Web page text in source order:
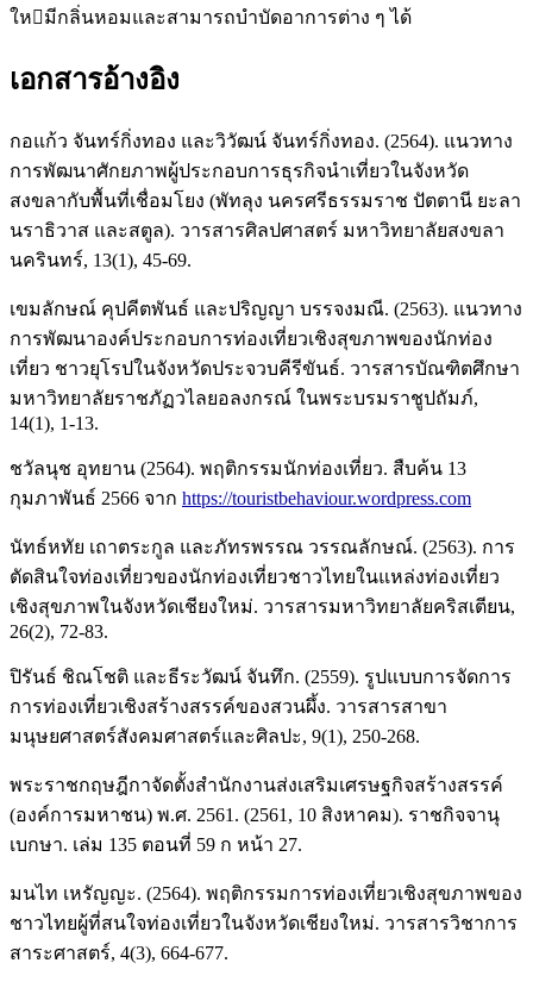
ใหมีกลิ่นหอมและสามารถบําบัดอาการต่าง ๆ ได้
เอกสารอ้างอิง
กอแก้ว จันทร์กิ่งทอง และวิวัฒน์ จันทร์กิ่งทอง. (2564). แนวทาง
การพัฒนาศักยภาพผู้ประกอบการธุรกิจนำเที่ยวในจังหวัด
สงขลากับพื้นที่เชื่อมโยง (พัทลุง นครศรีธรรมราช ปัตตานี ยะลา
นราธิวาส และสตูล). วารสารศิลปศาสตร์ มหาวิทยาลัยสงขลา
นครินทร์, 13(1), 45-69.
เขมลักษณ์ คุปคีตพันธ์ และปริญญา บรรจงมณี. (2563). แนวทาง
การพัฒนาองค์ประกอบการท่องเที่ยวเชิงสุขภาพของนักท่อง
เที่ยว ชาวยุโรปในจังหวัดประจวบคีรีขันธ์. วารสารบัณฑิตศึกษา
มหาวิทยาลัยราชภัฏวไลยอลงกรณ์ ในพระบรมราชูปถัมภ์,
14(1), 1-13.
ชวัลนุช อุทยาน (2564). พฤติกรรมนักท่องเที่ยว. สืบค้น 13
กุมภาพันธ์ 2566 จาก https://touristbehaviour.wordpress.com
นัทธ์หทัย เถาตระกูล และภัทรพรรณ วรรณลักษณ์. (2563). การ
ตัดสินใจท่องเที่ยวของนักท่องเที่ยวชาวไทยในแหล่งท่องเที่ยว
เชิงสุขภาพในจังหวัดเชียงใหม่. วารสารมหาวิทยาลัยคริสเตียน,
26(2), 72-83.
ปิรันธ์ ชิณโชติ และธีระวัฒน์ จันทึก. (2559). รูปแบบการจัดการ
การท่องเที่ยวเชิงสร้างสรรค์ของสวนผึ้ง. วารสารสาขา
มนุษยศาสตร์สังคมศาสตร์และศิลปะ, 9(1), 250-268.
พระราชกฤษฎีกาจัดตั้งสำนักงานส่งเสริมเศรษฐกิจสร้างสรรค์
(องค์การมหาชน) พ.ศ. 2561. (2561, 10 สิงหาคม). ราชกิจจานุ
เบกษา. เล่ม 135 ตอนที่ 59 ก หน้า 27.
มนไท เหรัญญะ. (2564). พฤติกรรมการท่องเที่ยวเชิงสุขภาพของ
ชาวไทยผู้ที่สนใจท่องเที่ยวในจังหวัดเชียงใหม่. วารสารวิชาการ
สาระศาสตร์, 4(3), 664-677.